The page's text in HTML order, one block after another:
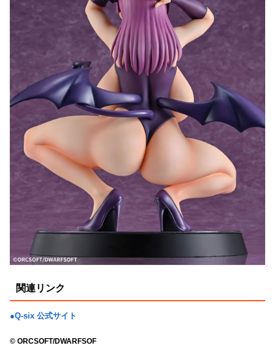
関連リンク
●Q-six 公式サイト
© ORCSOFT/DWARFSOF